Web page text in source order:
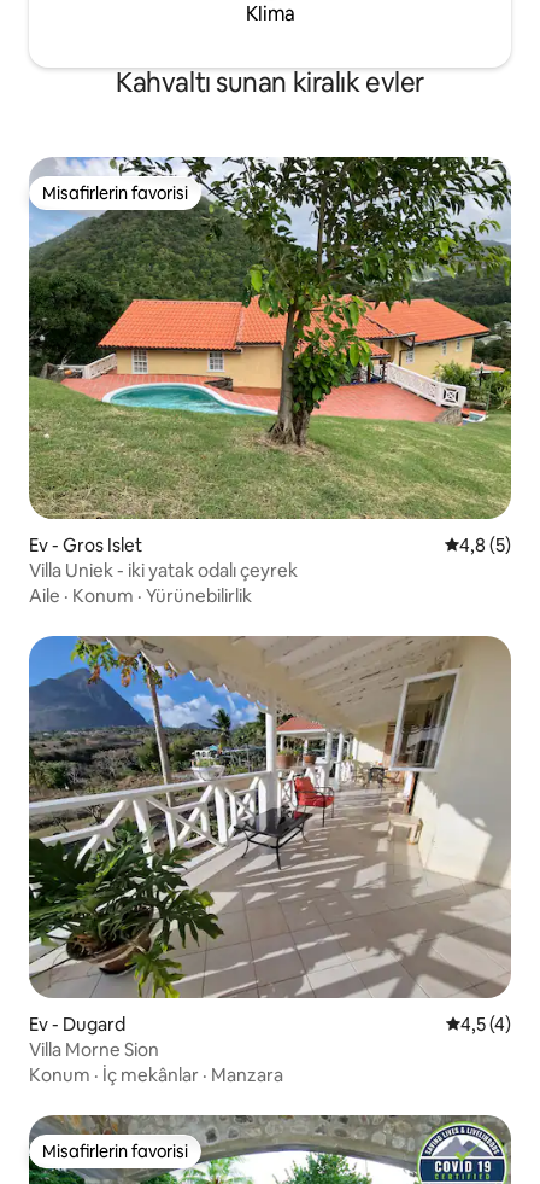
Klima
Kahvaltı sunan kiralık evler
Misafirlerin favorisi
Misafirlerin favorisi
Ev - Gros Islet 54,8 (5)
Villa Uniek - iki yatak odalı çeyrek
Aile · Konum · Yürünebilirlik
Ev - Dugard 54,5 (4)
Villa Morne Sion
Konum · İç mekânlar · Manzara
Misafirlerin favorisi
Misafirlerin favorisi